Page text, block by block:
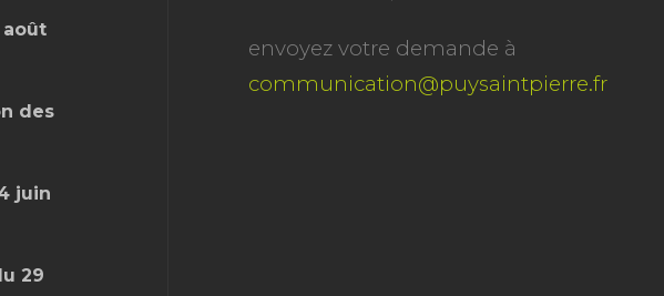
août
des
juin
29
envoyez votre demande à
communication@puysaintpierre.fr